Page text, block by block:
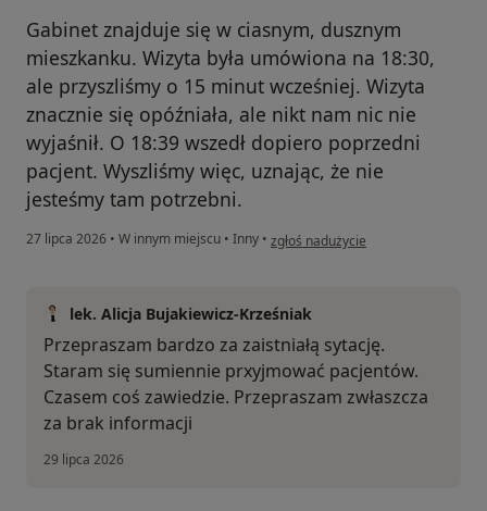
Gabinet znajduje się w ciasnym, dusznym
mieszkanku. Wizyta była umówiona na 18:30,
ale przyszliśmy o 15 minut wcześniej. Wizyta
znacznie się opóźniała, ale nikt nam nic nie
wyjaśnił. O 18:39 wszedł dopiero poprzedni
pacjent. Wyszliśmy więc, uznając, że nie
jesteśmy tam potrzebni.
27 lipca 2026 • W innym miejscu • Inny • w opinii użytkownika Justyna
zgłoś nadużycie
lek. Alicja Bujakiewicz-Krześniak
Przepraszam bardzo za zaistniałą sytację.
Staram się sumiennie prxyjmować pacjentów.
Czasem coś zawiedzie. Przepraszam zwłaszcza
za brak informacji
29 lipca 2026